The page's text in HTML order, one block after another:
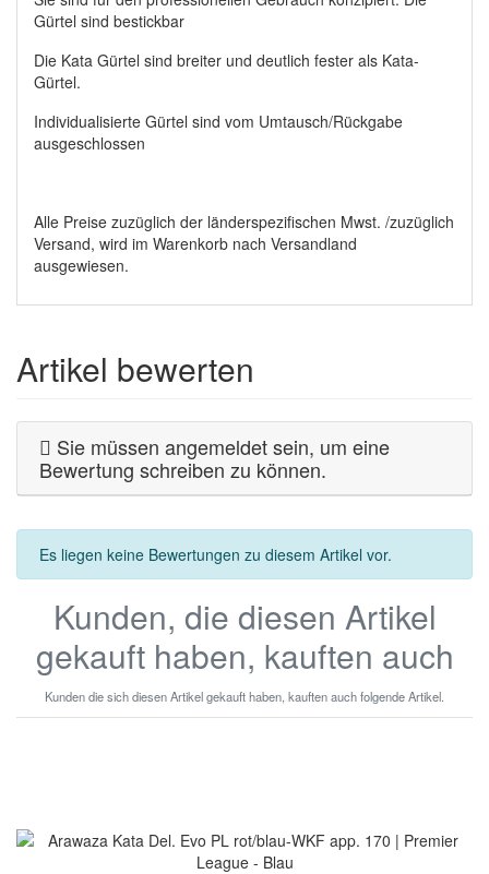
Gürtel sind bestickbar
Die Kata Gürtel sind breiter und deutlich fester als Kata-
Gürtel.
Individualisierte Gürtel sind vom Umtausch/Rückgabe
ausgeschlossen
Alle Preise zuzüglich der länderspezifischen Mwst. /zuzüglich
Versand, wird im Warenkorb nach Versandland
ausgewiesen.
Artikel bewerten
Sie müssen angemeldet sein, um eine
Bewertung schreiben zu können.
Es liegen keine Bewertungen zu diesem Artikel vor.
Kunden, die diesen Artikel
gekauft haben, kauften auch
Kunden die sich diesen Artikel gekauft haben, kauften auch folgende Artikel.